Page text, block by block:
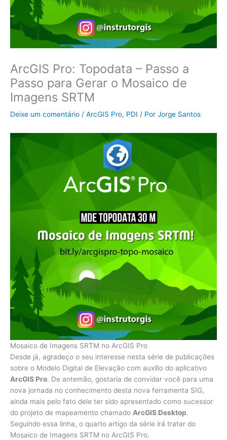
ArcGIS Pro: Topodata – Passo a
Passo para Gerar o Mosaico de
Imagens SRTM
Deixe um comentário / ArcGIS Pro, PDI / Por Jorge Santos
Mosaico de Imagens SRTM no ArcGIS Pro
Desde já, agradeço o seu interesse nesta série de publicações
sobre o Modelo Digital de Elevação com auxílio do aplicativo
ArcGIS Pro. De antemão, gostaria de convidar você para uma
nova jornada no conhecimento desta nova ferramenta SIG,
ainda mais pelo fato dele ter sido apresentado como sucessor
do projeto de mapeamento chamado ArcGIS Desktop.
Seguindo essa linha, o quarto artigo da série irá tratar do
Mosaico de Imagens SRTM no ArcGIS Pro.